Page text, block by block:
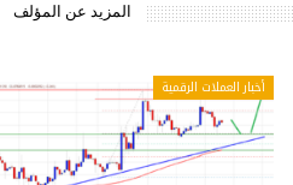
المزيد عن المؤلف
أخبار العملات الرقمية